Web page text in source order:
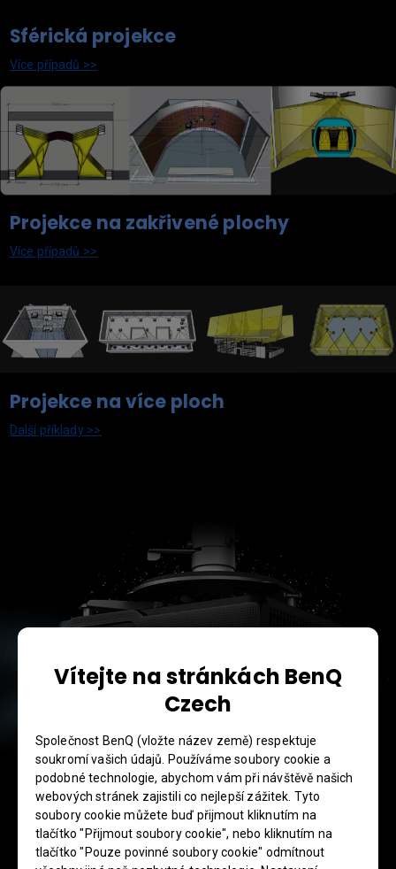
Vítejte na stránkách BenQ
Czech
Společnost BenQ (vložte název země) respektuje
soukromí vašich údajů. Používáme soubory cookie a
podobné technologie, abychom vám při návštěvě našich
webových stránek zajistili co nejlepší zážitek. Tyto
soubory cookie můžete buď přijmout kliknutím na
tlačítko "Přijmout soubory cookie", nebo kliknutím na
tlačítko "Pouze povinné soubory cookie" odmítnout
Sférická projekce
Více případů >>
Projekce na zakřivené plochy
Více případů >>
Projekce na více ploch
Další příklady >>
Spolehlivý provoz i v